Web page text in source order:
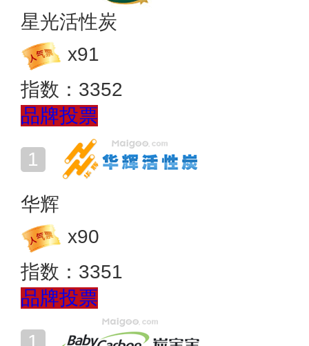
星光活性炭
x91
指数： 3352
品牌投票
华辉
x90
指数： 3351
品牌投票